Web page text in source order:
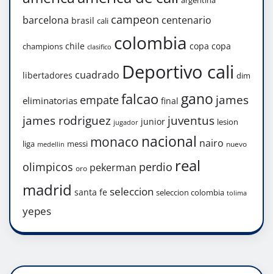
barcelona brasil cali campeon centenario
champions chile clasifico colombia copa copa
libertadores cuadrado Deportivo cali dim
eliminatorias empatefalcao final gano james
james rodriguez jugador junior juventus lesion
liga medellin messi monaco nacional nairo nuevo
olimpicos oro pekerman perdio real
madrid santa fe seleccion seleccion colombia tolima
yepes